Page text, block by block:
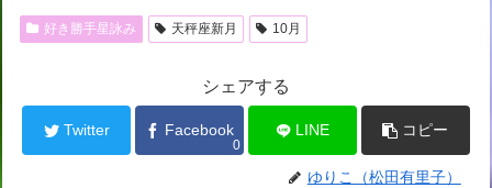
好き勝手星詠み 天秤座新月 10月
シェアする
Twitter Facebook
0
LINE コピー
ゆりこ（松田有里子）